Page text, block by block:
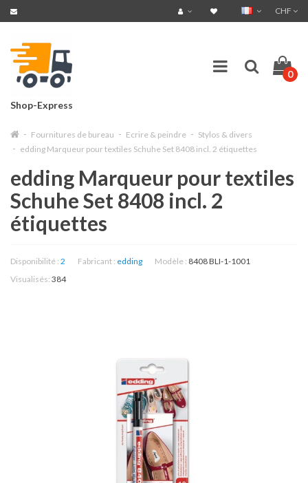
CHF
Shop-Express
0
Fournitures de bureau Ecrire & peindre
Stylos & divers
edding Marqueur pour textiles Schuhe Set 8408 incl. 2 étiquettes
edding Marqueur pour textiles
Schuhe Set 8408 incl. 2
étiquettes
Disponibilité : 2 Fabricant : edding Modèle : 8408 BLI-1-1001
Visualisés: 384